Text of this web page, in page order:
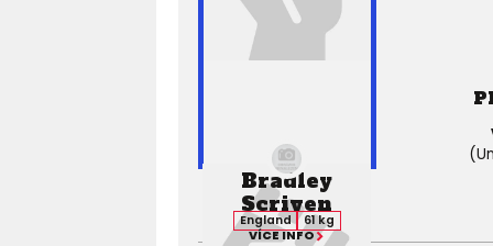
Bradley
Scriven
England
61 kg
VÍCE INFO